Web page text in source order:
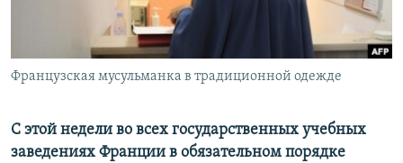
English
Все сайты Радио Азатутюн
Французская мусульманка в традиционной одежде
С этой недели во всех государственных учебных
заведениях Франции в обязательном порядке